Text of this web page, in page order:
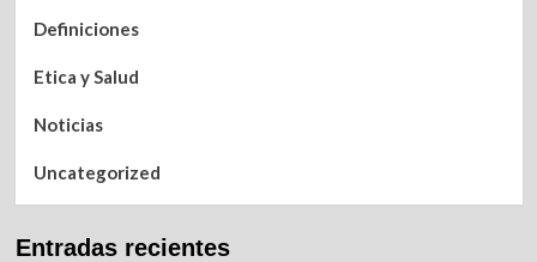
Definiciones
Etica y Salud
Noticias
Uncategorized
Entradas recientes